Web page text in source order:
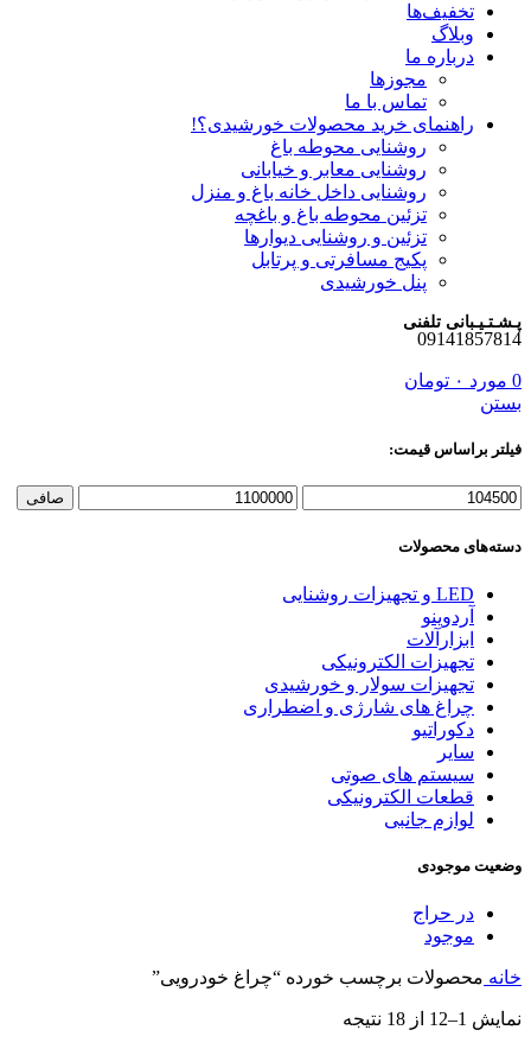
تخفیف‌ها
وبلاگ
درباره ما
مجوزها
تماس با ما
راهنمای خرید محصولات خورشیدی؟!
روشنایی محوطه باغ
روشنایی معابر و خیابانی
روشنایی داخل خانه باغ و منزل
تزئین محوطه باغ و باغچه
تزئین و روشنایی دیوارها
پکیج مسافرتی و پرتابل
پنل خورشیدی
پـشـتـیـبانی تلفنی
09141857814
0 مورد ۰ تومان
بستن
فیلتر براساس قیمت:
حداقل
حداكثر
صافی
دسته‌های محصولات
LED و تجهیزات روشنایی
آردوینو
ابزارآلات
تجهیزات الکترونیکی
تجهیزات سولار و خورشیدی
چراغ های شارژی و اضطراری
دکوراتیو
سایر
سیستم های صوتی
قطعات الکترونیکی
لوازم جانبی
وضعیت موجودی
در حراج
موجود
خانه محصولات برچسب خورده “چراغ خودرویی”
نمایش 1–12 از 18 نتیجه